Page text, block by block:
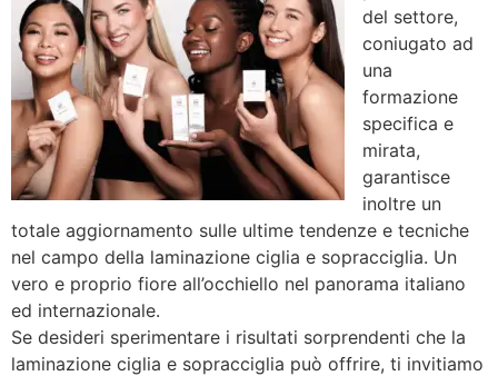
del settore,
coniugato ad
una
formazione
specifica e
mirata,
garantisce
inoltre un
totale aggiornamento sulle ultime tendenze e tecniche
nel campo della laminazione ciglia e sopracciglia. Un
vero e proprio fiore all’occhiello nel panorama italiano
ed internazionale.
Se desideri sperimentare i risultati sorprendenti che la
laminazione ciglia e sopracciglia può offrire, ti invitiamo